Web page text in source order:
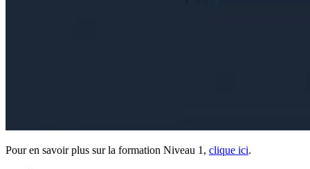
Pour en savoir plus sur la formation Niveau 1, clique ici.